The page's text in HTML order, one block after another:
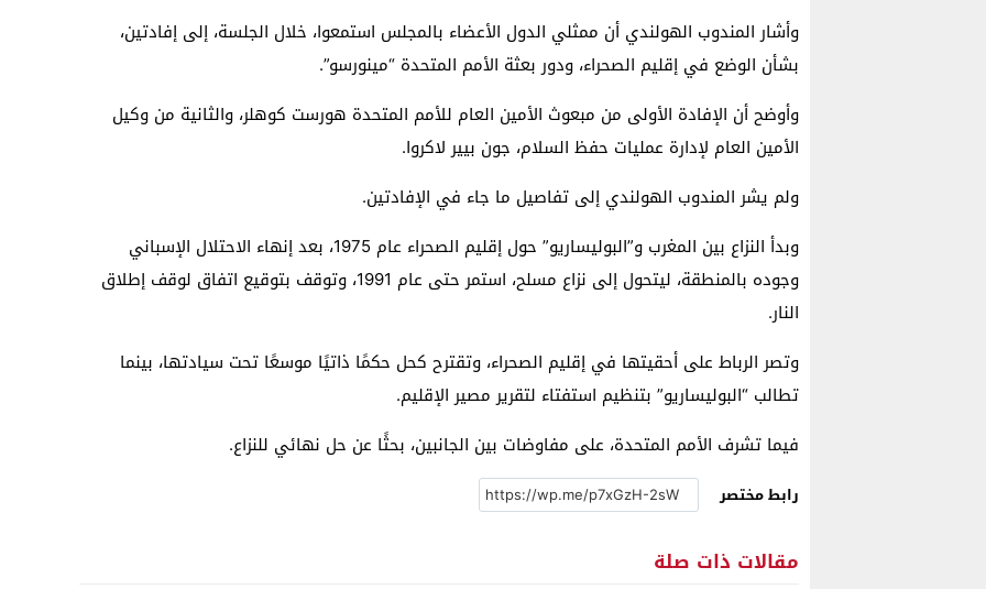
وأشار المندوب الهولندي أن ممثلي الدول الأعضاء بالمجلس استمعوا، خلال الجلسة، إلى إفادتين،
بشأن الوضع في إقليم الصحراء، ودور بعثة الأمم المتحدة “مينورسو”.
وأوضح أن الإفادة الأولى من مبعوث الأمين العام للأمم المتحدة هورست كوهلر، والثانية من وكيل
الأمين العام لإدارة عمليات حفظ السلام، جون بيير لاكروا.
ولم يشر المندوب الهولندي إلى تفاصيل ما جاء في الإفادتين.‎
وبدأ النزاع بين المغرب و”البوليساريو” حول إقليم الصحراء عام 1975، بعد إنهاء الاحتلال الإسباني
وجوده بالمنطقة، ليتحول إلى نزاع مسلح، استمر حتى عام 1991، وتوقف بتوقيع اتفاق لوقف إطلاق
النار.
وتصر الرباط على أحقيتها في إقليم الصحراء، وتقترح كحل حكمًا ذاتيًا موسعًا تحت سيادتها، بينما
تطالب “البوليساريو” بتنظيم استفتاء لتقرير مصير الإقليم.
فيما تشرف الأمم المتحدة، على مفاوضات بين الجانبين، بحثًا عن حل نهائي للنزاع.
رابط مختصر
مقالات ذات صلة